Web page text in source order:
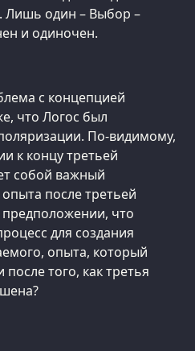
Лишь один – Выбор –
и одиночен.
с концепцией
что Логос был
По-видимому,
к концу третьей
собой важный
после третьей
что
для создания
опыта, который
того, как третья